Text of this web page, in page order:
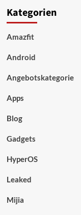
Kategorien
Amazfit
Android
Angebotskategorie
Apps
Blog
Gadgets
HyperOS
Leaked
Mijia